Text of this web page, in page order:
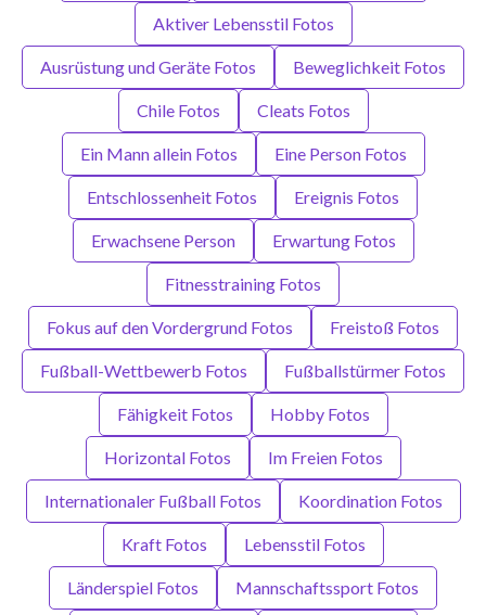
Aktiver Lebensstil Fotos
Ausrüstung und Geräte Fotos Beweglichkeit Fotos
Chile Fotos Cleats Fotos
Ein Mann allein Fotos Eine Person Fotos
Entschlossenheit Fotos Ereignis Fotos
Erwachsene Person Erwartung Fotos
Fitnesstraining Fotos
Fokus auf den Vordergrund Fotos Freistoß Fotos
Fußball-Wettbewerb Fotos Fußballstürmer Fotos
Fähigkeit Fotos Hobby Fotos
Horizontal Fotos Im Freien Fotos
Internationaler Fußball Fotos Koordination Fotos
Kraft Fotos Lebensstil Fotos
Länderspiel Fotos Mannschaftssport Fotos